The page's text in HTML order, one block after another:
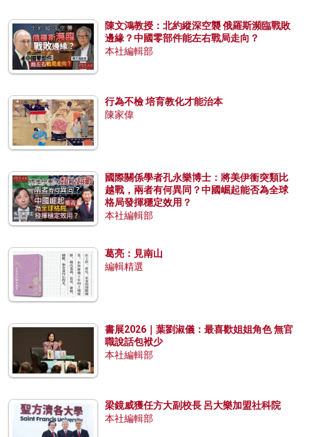
陳文鴻教授：北約縱深空襲 俄羅斯瀕臨戰敗
邊緣？中國零部件能左右戰局走向？
本社編輯部
行為不檢 培育教化才能治本
陳家偉
國際關係學者孔永樂博士：將美伊衝突類比
越戰，兩者有何異同？中國崛起能否為全球
格局發揮穩定效用？
本社編輯部
葛亮：見南山
編輯精選
書展2026｜葉劉淑儀：最喜歡姐姐角色 無官
職說話包袱少
本社編輯部
梁鏡威獲任方大副校長 呂大樂加盟社科院
本社編輯部